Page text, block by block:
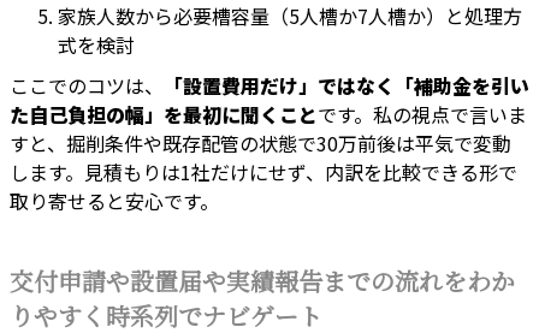
家族人数から必要槽容量（5人槽か7人槽か）と処理方
式を検討
ここでのコツは、
「設置費用だけ」ではなく「補助金を引い
た自己負担の幅」を最初に聞くことです。私の視点で言いま
すと、掘削条件や既存配管の状態で30万前後は平気で変動
します。見積もりは1社だけにせず、内訳を比較できる形で
取り寄せると安心です。
交付申請や設置届や実績報告までの流れをわか
りやすく時系列でナビゲート